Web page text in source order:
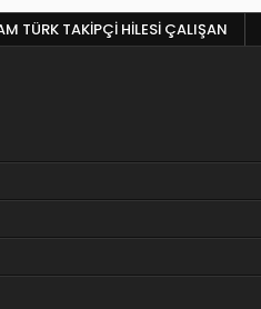
TÜRK TAKIPÇI HILESI ÇALIŞAN